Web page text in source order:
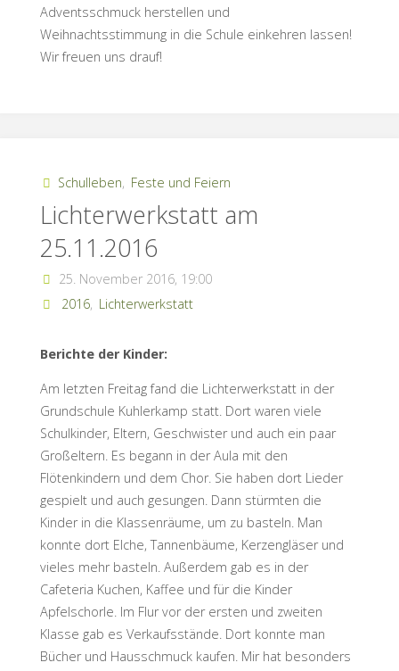
Adventsschmuck herstellen und
Weihnachtsstimmung in die Schule einkehren lassen!
Wir freuen uns drauf!
Schulleben, Feste und Feiern
Lichterwerkstatt am
25.11.2016
25. November 2016, 19:00
2016, Lichterwerkstatt
Berichte der Kinder:
Am letzten Freitag fand die Lichterwerkstatt in der
Grundschule Kuhlerkamp statt. Dort waren viele
Schulkinder, Eltern, Geschwister und auch ein paar
Großeltern. Es begann in der Aula mit den
Flötenkindern und dem Chor. Sie haben dort Lieder
gespielt und auch gesungen. Dann stürmten die
Kinder in die Klassenräume, um zu basteln. Man
konnte dort Elche, Tannenbäume, Kerzengläser und
vieles mehr basteln. Außerdem gab es in der
Cafeteria Kuchen, Kaffee und für die Kinder
Apfelschorle. Im Flur vor der ersten und zweiten
Klasse gab es Verkaufsstände. Dort konnte man
Bücher und Hausschmuck kaufen. Mir hat besonders